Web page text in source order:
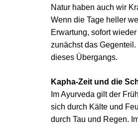
Natur haben auch wir
Wenn die Tage heller
Erwartung, sofort
zunächst das
dieses Übergangs.
Kapha-Zeit und die
Im Ayurveda gilt der
sich durch Kälte und
durch Tau und Regen.